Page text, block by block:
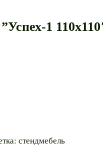
”Успех-1
стендмебель